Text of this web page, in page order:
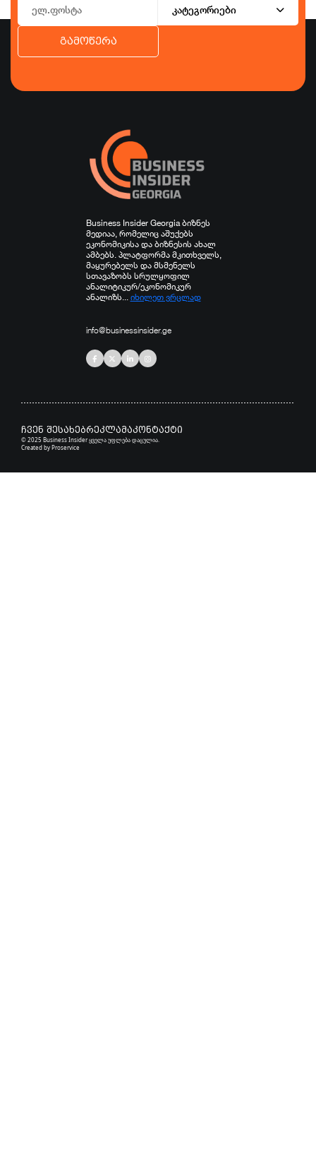
კატეგორიები
გამოწერა
Business Insider Georgia ბიზნეს
მედიაა, რომელიც აშუქებს
ეკონომიკისა და ბიზნესის ახალ
ამბებს. პლატფორმა მკითხველს,
მაყურებელს და მსმენელს
სთავაზობს სრულყოფილ
ანალიტიკურ/ეკონომიკურ
ანალიზს... იხილეთ ვრცლად
info@businessinsider.ge
ჩვენ შესახებრეკლამაკონტაქტი
© 2025 Business Insider ყველა უფლება დაცულია.
Created byProservice